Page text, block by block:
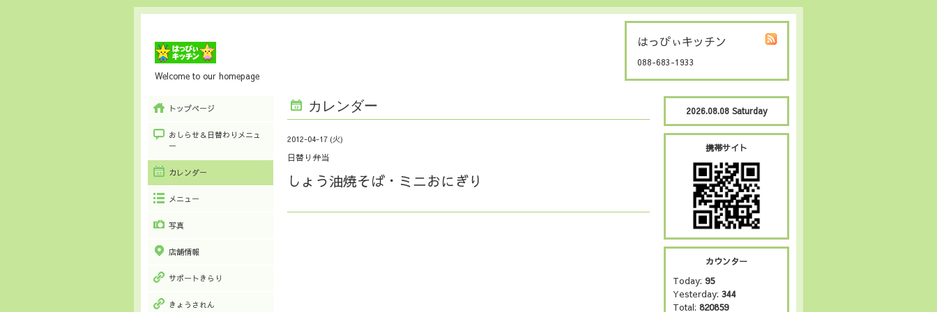
はっぴぃキッチン
088-683-1933
Welcome to our homepage
カレンダー
2012-04-17 (火)
日替り弁当
しょう油焼そば・ミニおにぎり
トップページ
おしらせ＆日替わりメニュ
ー
カレンダー
メニュー
写真
店舗情報
サポートきらり
きょうされん
2026.08.08 Saturday
携帯サイト
カウンター
Today: 95
Yesterday: 344
Total: 820859